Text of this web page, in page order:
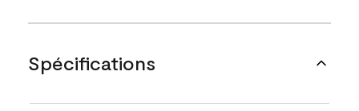
Spécifications